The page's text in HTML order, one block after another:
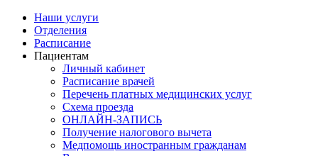
Наши услуги
Отделения
Расписание
Пациентам
Личный кабинет
Расписание врачей
Перечень платных медицинских услуг
Схема проезда
ОНЛАЙН-ЗАПИСЬ
Получение налогового вычета
Медпомощь иностранным гражданам